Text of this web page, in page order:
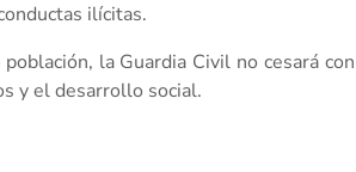
ilícitas.
la Guardia Civil no cesará con
y el desarrollo social.